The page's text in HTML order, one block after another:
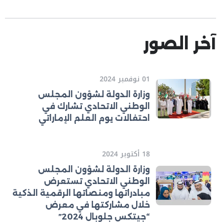
آخر الصور
01 نوفمبر 2024
وزارة الدولة لشؤون المجلس
الوطني الاتحادي تشارك في
احتفالات يوم العلم الإماراتي
18 أكتوبر 2024
وزارة الدولة لشؤون المجلس
الوطني الاتحادي تستعرض
مبادراتها ومنصاتها الرقمية الذكية
خلال مشاركتها في معرض
“جيتكس جلوبال 2024”